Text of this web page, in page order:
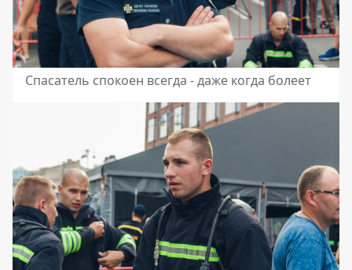
Спасатель спокоен всегда - даже когда болеет